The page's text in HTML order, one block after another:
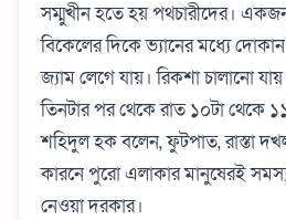
সম্মুখীন হতে হয় পথচারীদের।
বিকেলের দিকে ভ্যানের মধ্যে
জ্যাম লেগে যায়। রিকশা চালানো
তিনটার পর থেকে রাত ১০টা থেকে
শহিদুল হক বলেন, ফুটপাত, রাস্তা
কারনে পুরো এলাকার মানুষেরই
নেওয়া দরকার।